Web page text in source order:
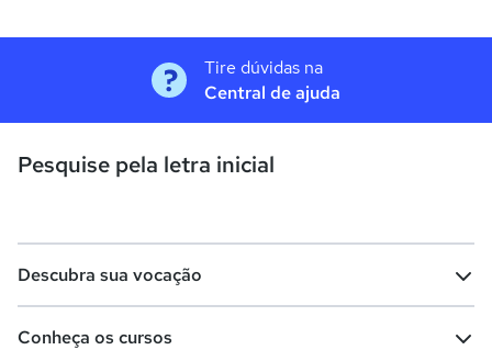
Tire dúvidas na
Central de ajuda
Pesquise pela letra inicial
Descubra sua vocação
Conheça os cursos